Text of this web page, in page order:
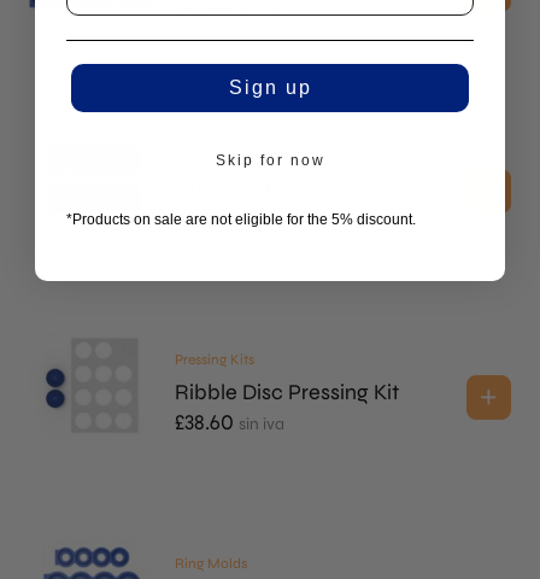
£34.30 sin iva
3D Molds
£47.15 sin iva
Pressing Kits
Ribble Disc Pressing Kit
£38.60 sin iva
Ring Molds
Sign up
Skip for now
*Products on sale are not eligible for the 5% discount.